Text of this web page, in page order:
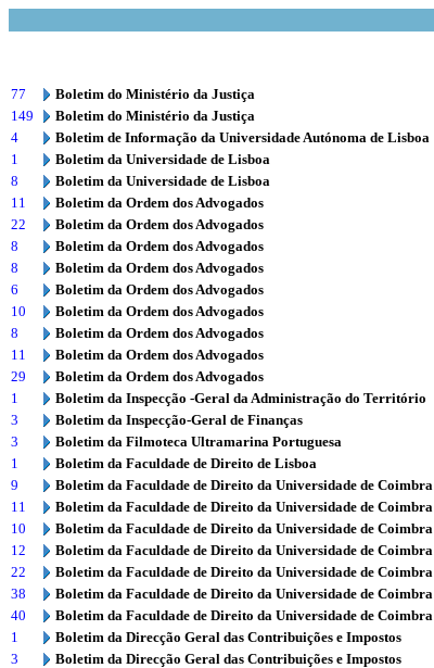
77
Boletim do Ministério da Justiça
149
Boletim do Ministério da Justiça
4
Boletim de Informação da Universidade Autónoma de Lisboa
1
Boletim da Universidade de Lisboa
8
Boletim da Universidade de Lisboa
11
Boletim da Ordem dos Advogados
22
Boletim da Ordem dos Advogados
8
Boletim da Ordem dos Advogados
8
Boletim da Ordem dos Advogados
6
Boletim da Ordem dos Advogados
10
Boletim da Ordem dos Advogados
8
Boletim da Ordem dos Advogados
11
Boletim da Ordem dos Advogados
29
Boletim da Ordem dos Advogados
1
Boletim da Inspecção -Geral da Administração do Território
3
Boletim da Inspecção-Geral de Finanças
3
Boletim da Filmoteca Ultramarina Portuguesa
1
Boletim da Faculdade de Direito de Lisboa
9
Boletim da Faculdade de Direito da Universidade de Coimbra
11
Boletim da Faculdade de Direito da Universidade de Coimbra
10
Boletim da Faculdade de Direito da Universidade de Coimbra
12
Boletim da Faculdade de Direito da Universidade de Coimbra
22
Boletim da Faculdade de Direito da Universidade de Coimbra
38
Boletim da Faculdade de Direito da Universidade de Coimbra
40
Boletim da Faculdade de Direito da Universidade de Coimbra
1
Boletim da Direcção Geral das Contribuições e Impostos
3
Boletim da Direcção Geral das Contribuições e Impostos